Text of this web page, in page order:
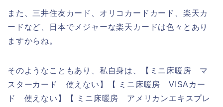
また、三井住友カード、オリコカードカード、楽天カ
ードなど、日本でメジャーな楽天カードは色々とあり
ますからね。
そのようなこともあり、私自身は、【ミニ床暖房 マ
スターカード 使えない】【 ミニ床暖房 VISAカー
ド 使えない】【 ミニ床暖房 アメリカンエキスプレ